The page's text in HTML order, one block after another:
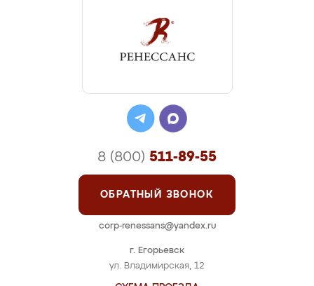
г. Егорьевск
ул. Владимирская, 12
8 (800) 511-89-55
ОБРАТНЫЙ ЗВОНОК
corp-renessans@yandex.ru